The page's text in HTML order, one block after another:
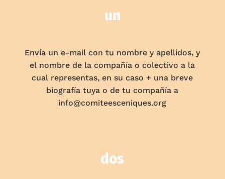
un
Envía un e-mail con tu nombre y apellidos, y
el nombre de la compañía o colectivo a la
cual representas, en su caso + una breve
biografía tuya o de tu compañía a
info@comiteesceniques.org
dos